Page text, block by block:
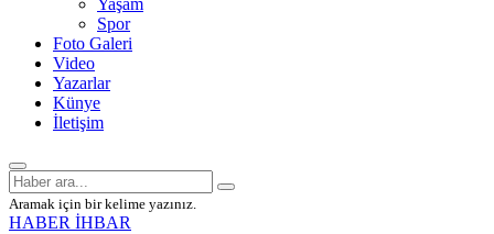
Yaşam
Spor
Foto Galeri
Video
Yazarlar
Künye
İletişim
Aramak için bir kelime yazınız.
HABER İHBAR